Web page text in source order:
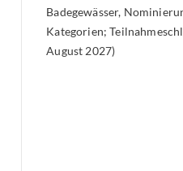
Badegewässer,
Kategorien;
August 2027)